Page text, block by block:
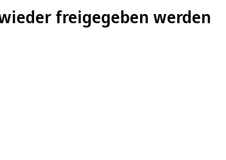
freigegeben werden